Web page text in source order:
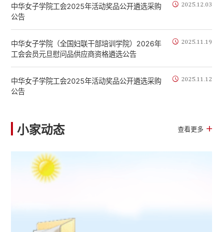
中华女子学院工会2025年活动奖品公开遴选采购
公告
2025.12.03
中华女子学院（全国妇联干部培训学院）2026年
工会会员元旦慰问品供应商资格遴选公告
2025.11.19
中华女子学院工会2025年活动奖品公开遴选采购
公告
2025.11.12
小家动态 查看更多